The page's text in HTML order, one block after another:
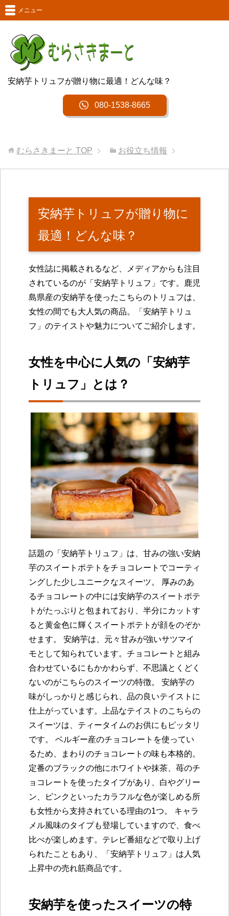
安納芋トリュフが贈り物に最適！どんな味？
080-1538-8665
メニュー
むらさきまーと TOP お役立ち情報
安納芋トリュフが贈り物に
最適！どんな味？
女性誌に掲載されるなど、メディアからも注目
されているのが「安納芋トリュフ」です。鹿児
島県産の安納芋を使ったこちらのトリュフは、
女性の間でも大人気の商品。「安納芋トリュ
フ」のテイストや魅力についてご紹介します。
女性を中心に人気の「安納芋
トリュフ」とは？
話題の「安納芋トリュフ」は、甘みの強い安納
芋のスイートポテトをチョコレートでコーティ
ングした少しユニークなスイーツ。 厚みのあ
るチョコレートの中には安納芋のスイートポテ
トがたっぷりと包まれており、半分にカットす
ると黄金色に輝くスイートポテトが顔をのぞか
せます。 安納芋は、元々甘みが強いサツマイ
モとして知られています。チョコレートと組み
合わせているにもかかわらず、不思議とくどく
ないのがこちらのスイーツの特徴。 安納芋の
味がしっかりと感じられ、品の良いテイストに
仕上がっています。上品なテイストのこちらの
スイーツは、ティータイムのお供にもピッタリ
です。 ベルギー産のチョコレートを使ってい
るため、まわりのチョコレートの味も本格的。
定番のブラックの他にホワイトや抹茶、苺のチ
ョコレートを使ったタイプがあり、白やグリー
ン、ピンクといったカラフルな色が楽しめる所
も女性から支持されている理由の1つ。 キャラ
メル風味のタイプも登場していますので、食べ
比べが楽しめます。テレビ番組などで取り上げ
られたこともあり、「安納芋トリュフ」は人気
上昇中の売れ筋商品です。
安納芋を使ったスイーツの特